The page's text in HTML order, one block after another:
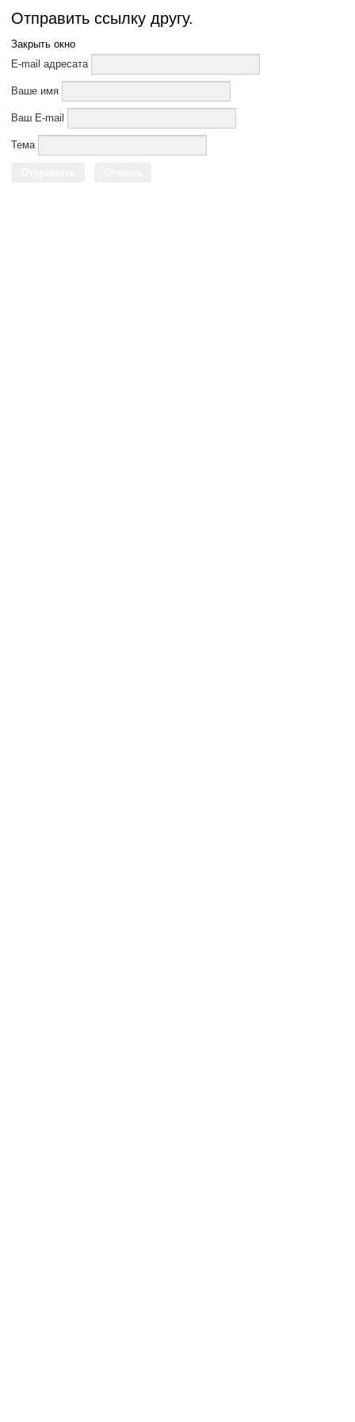
Отправить ссылку другу.
Закрыть окно
E-mail адресата
Ваше имя
Ваш E-mail
Тема